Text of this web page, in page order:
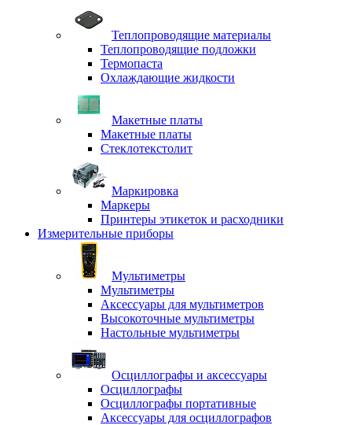
Теплопроводящие материалы
Теплопроводящие подложки
Термопаста
Охлаждающие жидкости
Макетные платы
Макетные платы
Стеклотекстолит
Маркировка
Маркеры
Принтеры этикеток и расходники
Измерительные приборы
Мультиметры
Мультиметры
Аксессуары для мультиметров
Высокоточные мультиметры
Настольные мультиметры
Осциллографы и аксессуары
Осциллографы
Осциллографы портативные
Аксессуары для осциллографов